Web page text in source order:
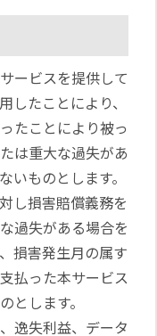
ービスを提供して
したことにより、
たことにより被っ
は重大な過失があ
いものとします。
し損害賠償義務を
過失がある場合を
損害発生月の属す
払った本サービス
とします。
逸失利益、データ